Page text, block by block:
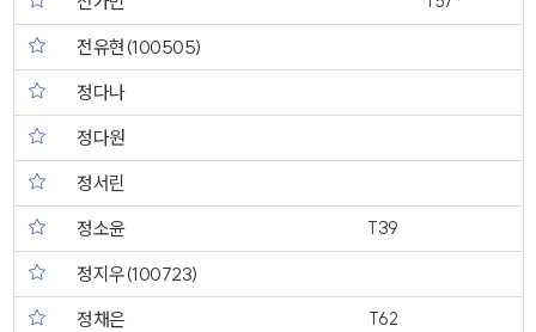
전유현(100505)
정다나
정다원
정서린
정소윤
T39
정지우(100723)
정채은
T62